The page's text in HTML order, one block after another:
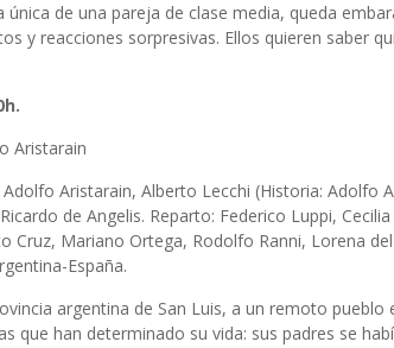
única de una pareja de clase media, queda
y reacciones sorpresivas. Ellos quieren saber
Aristarain
Adolfo Aristarain, Alberto Lecchi (Historia: Adolfo
de Angelis. Reparto: Federico Luppi,
Cruz, Mariano Ortega, Rodolfo Ranni, Lorena
España.
argentina de San Luis, a un remoto
que han determinado su vida: sus padres se